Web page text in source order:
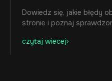
Dowiedz się, jakie błędy
stronie i poznaj
czytaj wiecej